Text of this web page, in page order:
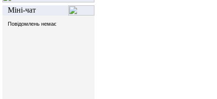
Міні-чат